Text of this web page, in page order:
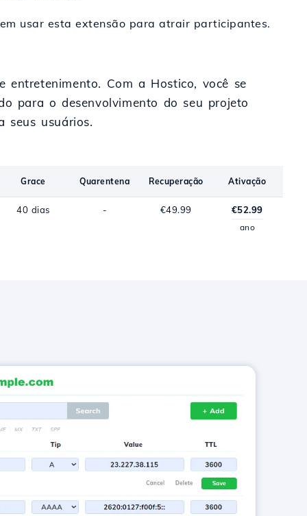
usar esta extensão para atrair participantes.
Com a Hostico, você se
para o desenvolvimento do seu projeto
seus usuários.
Grace Quarentena Recuperação Ativação
40 dias - €49.99 €52.99
ano